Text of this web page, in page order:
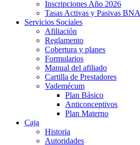
Inscripciones Año 2026
Tasas Activas y Pasivas BNA
Servicios Sociales
Afiliación
Reglamento
Cobertura y planes
Formularios
Manual del afiliado
Cartilla de Prestadores
Vademécum
Plan Básico
Anticonceptivos
Plan Materno
Caja
Historia
Autoridades